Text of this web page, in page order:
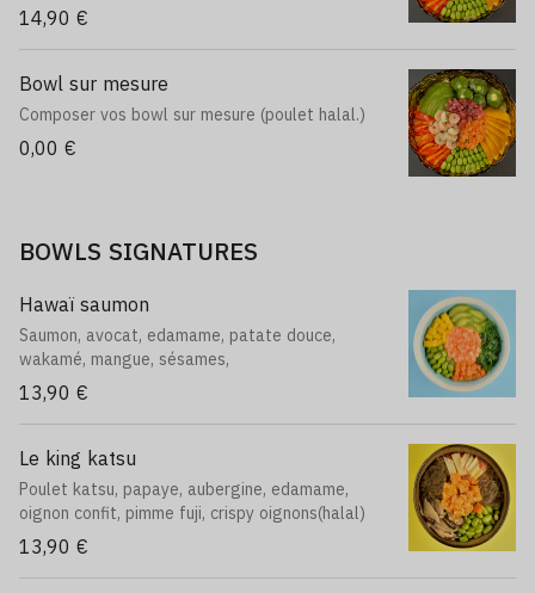
14,90 €
Bowl sur mesure
Composer vos bowl sur mesure (poulet halal.)
0,00 €
BOWLS SIGNATURES
Hawaï saumon
Saumon, avocat, edamame, patate douce,
wakamé, mangue, sésames,
13,90 €
Le king katsu
Poulet katsu, papaye, aubergine, edamame,
oignon confit, pimme fuji, crispy oignons(halal)
13,90 €